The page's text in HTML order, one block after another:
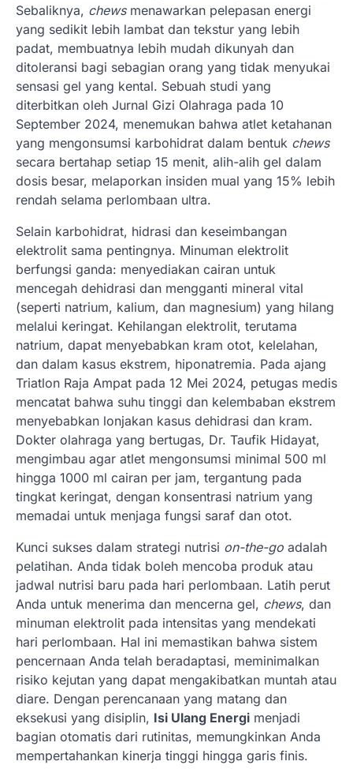
Sebaliknya, chewsmenawarkan pelepasan energi
yang sedikit lebih lambat dan tekstur yang lebih
padat, membuatnya lebih mudah dikunyah dan
ditoleransi bagi sebagian orang yang tidak menyukai
sensasi gel yang kental. Sebuah studi yang
diterbitkan oleh Jurnal Gizi Olahraga pada 10
September 2024, menemukan bahwa atlet ketahanan
yang mengonsumsi karbohidrat dalam bentuk chews
secara bertahap setiap 15 menit, alih-alih gel dalam
dosis besar, melaporkan insiden mual yang 15% lebih
rendah selama perlombaan ultra.
Selain karbohidrat, hidrasi dan keseimbangan
elektrolit sama pentingnya. Minuman elektrolit
berfungsi ganda: menyediakan cairan untuk
mencegah dehidrasi dan mengganti mineral vital
(seperti natrium, kalium, dan magnesium) yang hilang
melalui keringat. Kehilangan elektrolit, terutama
natrium, dapat menyebabkan kram otot, kelelahan,
dan dalam kasus ekstrem, hiponatremia. Pada ajang
Triatlon Raja Ampat pada 12 Mei 2024, petugas medis
mencatat bahwa suhu tinggi dan kelembaban ekstrem
menyebabkan lonjakan kasus dehidrasi dan kram.
Dokter olahraga yang bertugas, Dr. Taufik Hidayat,
mengimbau agar atlet mengonsumsi minimal 500 ml
hingga 1000 ml cairan per jam, tergantung pada
tingkat keringat, dengan konsentrasi natrium yang
memadai untuk menjaga fungsi saraf dan otot.
Kunci sukses dalam strategi nutrisi on-the-go adalah
pelatihan. Anda tidak boleh mencoba produk atau
jadwal nutrisi baru pada hari perlombaan. Latih perut
Anda untuk menerima dan mencerna gel, chews, dan
minuman elektrolit pada intensitas yang mendekati
hari perlombaan. Hal ini memastikan bahwa sistem
pencernaan Anda telah beradaptasi, meminimalkan
risiko kejutan yang dapat mengakibatkan muntah atau
diare. Dengan perencanaan yang matang dan
eksekusi yang disiplin, Isi Ulang Energi menjadi
bagian otomatis dari rutinitas, memungkinkan Anda
mempertahankan kinerja tinggi hingga garis finis.